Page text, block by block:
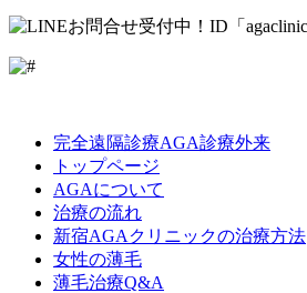
完全遠隔診療AGA診療外来
トップページ
AGAについて
治療の流れ
新宿AGAクリニックの治療方法
女性の薄毛
薄毛治療Q&A